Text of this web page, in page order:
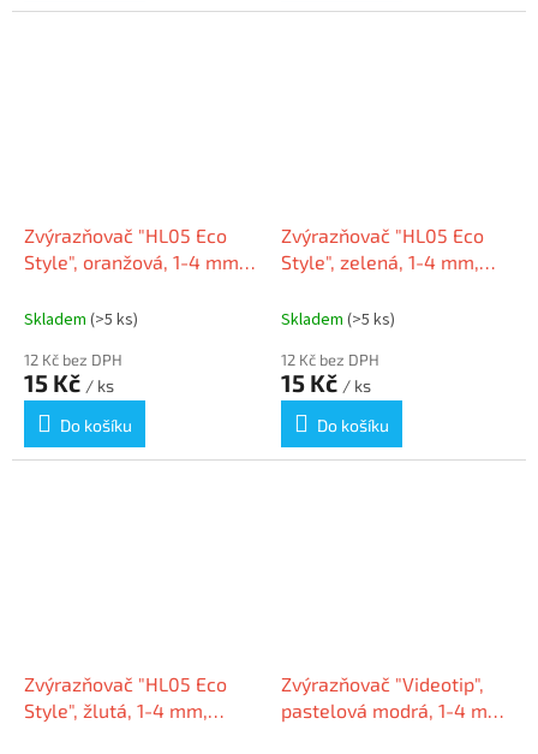
Zvýrazňovač "HL05 Eco
Style", oranžová, 1-4 mm,
Skladem (>5 ks)
12 Kč bez DPH
15 Kč / ks
Do košíku
Zvýrazňovač "HL05 Eco
Style", zelená, 1-4 mm,
Skladem (>5 ks)
12 Kč bez DPH
15 Kč / ks
Do košíku
Zvýrazňovač "HL05 Eco
Style", žlutá, 1-4 mm,
Zvýrazňovač "Videotip",
pastelová modrá, 1-4 mm,